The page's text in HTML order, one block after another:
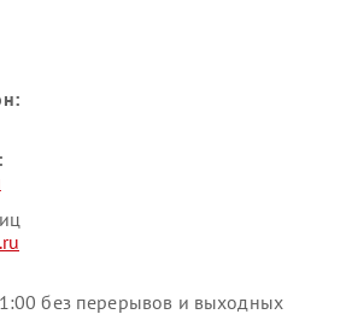
без перерывов и выходных